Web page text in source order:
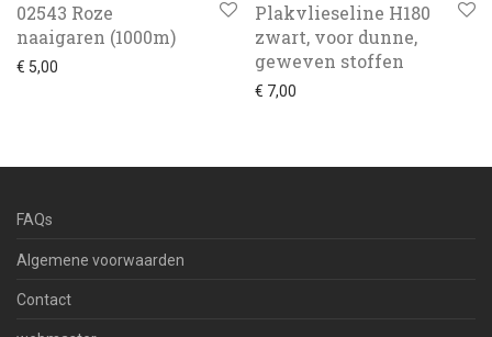
02543 Roze
naaigaren (1000m)
€ 5,00
Plakvlieseline H180
zwart, voor dunne,
geweven stoffen
€ 7,00
FAQs
Algemene voorwaarden
Contact